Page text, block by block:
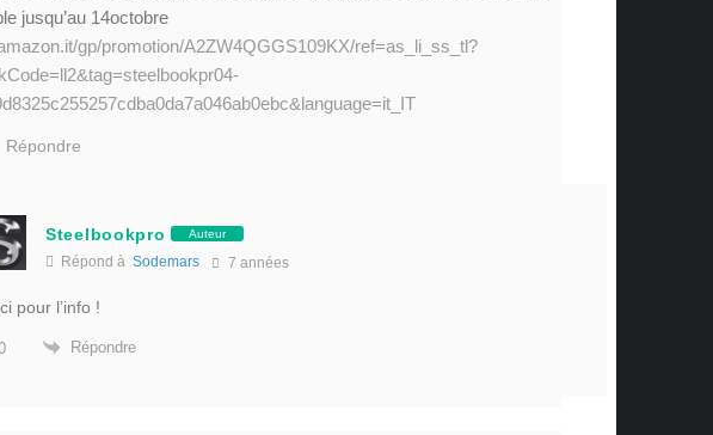
jusqu’au 14octobre
gp/promotion/A2ZW4QGGS109KX/ref=as_li_ss_tl?
Répondre
Steelbookpro Auteur
Répond à Sodemars 7 années
pour l’info !
Répondre